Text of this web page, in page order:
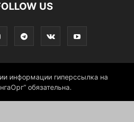
US
информации гиперссылка на
обязательна.